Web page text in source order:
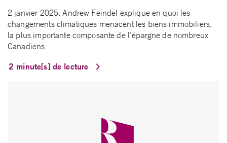
2 janvier 2025. Andrew Feindel explique en quoi les
changements climatiques menacent les biens immobiliers,
la plus importante composante de l’épargne de nombreux
Canadiens.
2 minute[s] de lecture